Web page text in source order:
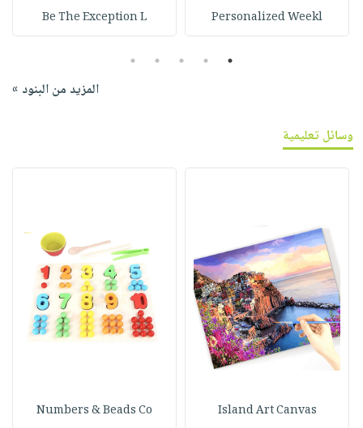
Personalized Weekl
Be The Exception L
1
2
3
4
5
المزيد من البنود »
وسائل تعليمية
Island Art Canvas
Numbers & Beads Co